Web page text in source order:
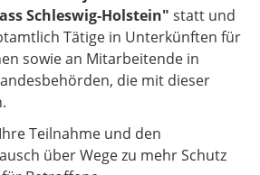
Schleswig-Holstein" statt und
Tätige in Unterkünften für
sowie an Mitarbeitende in
die mit dieser
Teilnahme und den
über Wege zu mehr Schutz